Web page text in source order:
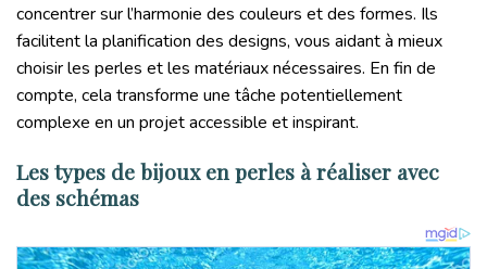
concentrer sur l’harmonie des couleurs et des formes. Ils
facilitent la planification des designs, vous aidant à mieux
choisir les perles et les matériaux nécessaires. En fin de
compte, cela transforme une tâche potentiellement
complexe en un projet accessible et inspirant.
Les types de bijoux en perles à réaliser avec
des schémas